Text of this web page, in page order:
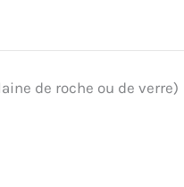
de roche ou de verre)